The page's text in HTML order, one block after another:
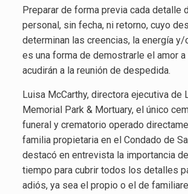
Preparar de forma previa cada detalle
personal, sin fecha, ni retorno, cuyo
determinan las creencias, la energía y/
es una forma de demostrarle el amor
acudirán a la reunión de despedida.
Luisa McCarthy, directora ejecutiva de
Memorial Park & Mortuary, el único
funeral y crematorio operado
familia propietaria en el Condado de
destacó en entrevista la importancia
tiempo para cubrir todos los detalles
adiós, ya sea el propio o el de